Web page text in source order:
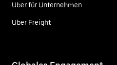
Uber für Unternehmen
Uber Freight